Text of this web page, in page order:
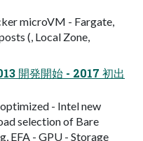
microVM - Fargate,
(, Local Zone,
開発開始 - 2017 初出
- Intel new
selection of Bare
EFA - GPU - Storage